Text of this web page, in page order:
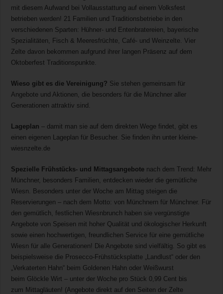
mit diesem Aufwand bei Vollausstattung auf einem Volksfest
betrieben werden! 21 Familien und Traditionsbetriebe in den
verschiedenen Sparten: Hühner- und Entenbratereien, bayerische
Spezialitäten, Fisch & Meeresfrüchte, Café- und Weinzelte. Vier
Zelte davon bekommen aufgrund ihrer langen Präsenz auf dem
Oktoberfest Traditionspunkte.
Wieso gibt es die Vereinigung? Sie stehen gemeinsam für
Angebote und Aktionen, die besonders für die Münchner aller
Generationen attraktiv sind.
Lageplan – damit man sie auf dem direkten Wege findet, gibt es
einen eigenen Lageplan für Besucher. Sie finden ihn unter kleine-
wiesnzelte.de
Spezielle Frühstücks- und Mittagsangebote nach dem Trend: Mehr
Münchner, besonders Familien, entdecken wieder die gemütliche
Wiesn. Besonders unter der Woche am Mittag steigen die
Reservierungen – nach dem Motto: von Münchnern für Münchner. Für
den gemütlich, festlichen Wiesnbrunch haben sie vergünstigte
Angebote von Speisen mit hoher Qualität und ökologischer Herkunft
sowie einen hochwertigen, freundlichen Service für eine gemütliche
Wiesn für alle Generationen! Die Angebote sind vielfältig. So gibt es
beispielsweise die Prosecco-Frühstücksplatte „Landlust“ oder den
„Verkaterten Hahn“ beim Goldenen Hahn oder Weißwurst
beim Glöckle Wirt – unter der Woche pro Stück 0,99 Cent bis
zum Mittagläuten! (Angebote direkt auf den Seiten der Zelte